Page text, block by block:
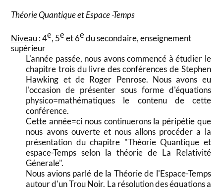
Théorie Quantique et Espace -Temps
Niveau: 4e, 5eet 6edu secondaire, enseignement
supérieur
L'année passée, nous avons commencé à étudier le
chapitre trois du livre des conférences de Stephen
Hawking et de Roger Penrose. Nous avons eu
l'occasion de présenter sous forme d'équations
physico=mathématiques le contenu de cette
conférence.
Cette année=ci nous continuerons la péripétie que
nous avons ouverte et nous allons procéder a la
présentation du chapitre "Théorie Quantique et
espace-Temps selon la théorie de La Relativité
Génerale".
Nous avions parlé de la Théorie de l'Espace-Temps
autour d'un Trou Noir. La résolution des équations a